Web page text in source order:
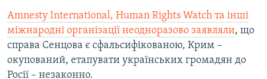
Amnesty International, Human Rights Watch та інші
міжнародні організації неодноразово заявляли, що
справа Сенцова є сфальсифікованою, Крим –
окупований, етапувати українських громадян до
Росії – незаконно.